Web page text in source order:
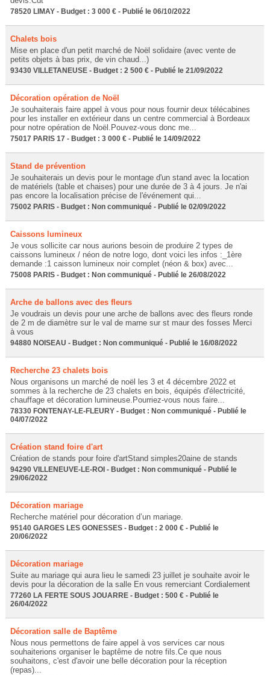
78520 LIMAY - Budget : 3 000 € - Publié le 06/10/2022
Chalets bois
Mise en place d'un petit marché de Noël solidaire (avec vente de
petits objets à bas prix, de vin chaud...)
93430 VILLETANEUSE - Budget : 2 500 € - Publié le 21/09/2022
Décoration opération de Noël
Je souhaiterais faire appel à vous pour nous fournir deux télécabines
pour les installer en extérieur dans un centre commercial à Bordeaux
pour notre opération de Noël.Pouvez-vous donc me...
75017 PARIS 17 - Budget : 3 000 € - Publié le 14/09/2022
Stand de prévention
Je souhaiterais un devis pour le montage d'un stand avec la location
de matériels (table et chaises) pour une durée de 3 à 4 jours. Je n'ai
pas encore la localisation précise de l'événement qui...
75002 PARIS - Budget : Non communiqué - Publié le 02/09/2022
Caissons lumineux
Je vous sollicite car nous aurions besoin de produire 2 types de
caissons lumineux / néon de notre logo, dont voici les infos :_1ère
demande :1 caisson lumineux noir complet (néon & box) avec...
75008 PARIS - Budget : Non communiqué - Publié le 26/08/2022
Arche de ballons avec des fleurs
Je voudrais un devis pour une arche de ballons avec des fleurs ronde
de 2 m de diamètre sur le val de marne sur st maur des fosses Merci
à vous
94880 NOISEAU - Budget : Non communiqué - Publié le 16/08/2022
Recherche 23 chalets bois
Nous organisons un marché de noël les 3 et 4 décembre 2022 et
sommes à la recherche de 23 chalets en bois, équipés d'électricité,
chauffage et décoration lumineuse.Pourriez-vous nous faire...
78330 FONTENAY-LE-FLEURY - Budget : Non communiqué - Publié le
04/07/2022
Création stand foire d'art
Création de stands pour foire d'artStand simples20aine de stands
94290 VILLENEUVE-LE-ROI - Budget : Non communiqué - Publié le
29/06/2022
Décoration mariage
Recherche matériel pour décoration d’un mariage.
95140 GARGES LES GONESSES - Budget : 2 000 € - Publié le
20/06/2022
Décoration mariage
Suite au mariage qui aura lieu le samedi 23 juillet je souhaite avoir le
devis pour la décoration de la salle En vous remerciant Cordialement
77260 LA FERTE SOUS JOUARRE - Budget : 500 € - Publié le
26/04/2022
Décoration salle de Baptême
Nous nous permettons de faire appel à vos services car nous
souhaiterions organiser le baptême de notre fils.Ce que nous
souhaitons, c'est d'avoir une belle décoration pour la réception
(repas)...